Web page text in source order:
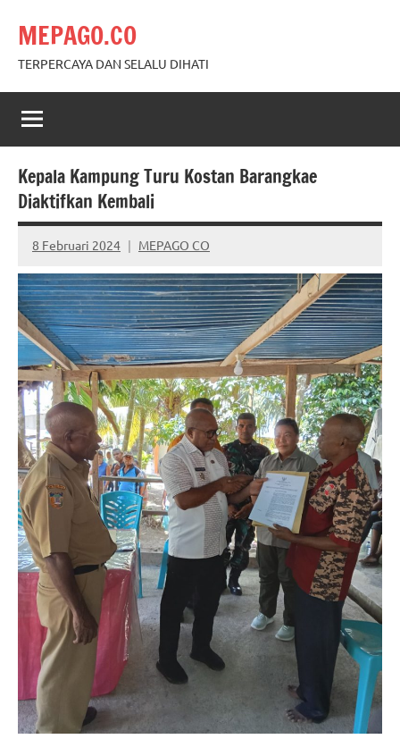
content
MEPAGO.CO
TERPERCAYA DAN SELALU DIHATI
Kepala Kampung Turu Kostan Barangkae
Diaktifkan Kembali
8 Februari 2024 MEPAGO CO
No
comments